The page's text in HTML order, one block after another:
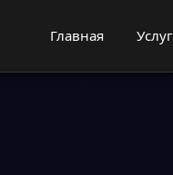
Главная